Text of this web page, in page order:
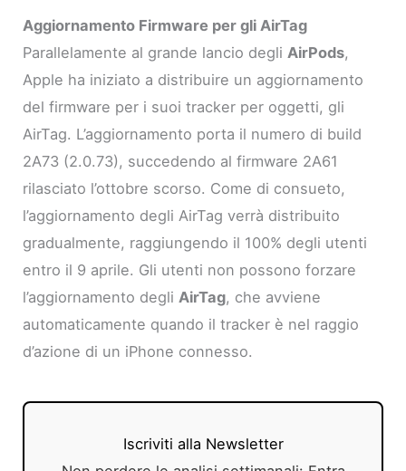
Aggiornamento Firmware per gli AirTag
Parallelamente al grande lancio degli AirPods,
Apple ha iniziato a distribuire un aggiornamento
del firmware per i suoi tracker per oggetti, gli
AirTag. L’aggiornamento porta il numero di build
2A73 (2.0.73), succedendo al firmware 2A61
rilasciato l’ottobre scorso. Come di consueto,
l’aggiornamento degli AirTag verrà distribuito
gradualmente, raggiungendo il 100% degli utenti
entro il 9 aprile. Gli utenti non possono forzare
l’aggiornamento degli AirTag, che avviene
automaticamente quando il tracker è nel raggio
d’azione di un iPhone connesso.
Iscriviti alla Newsletter